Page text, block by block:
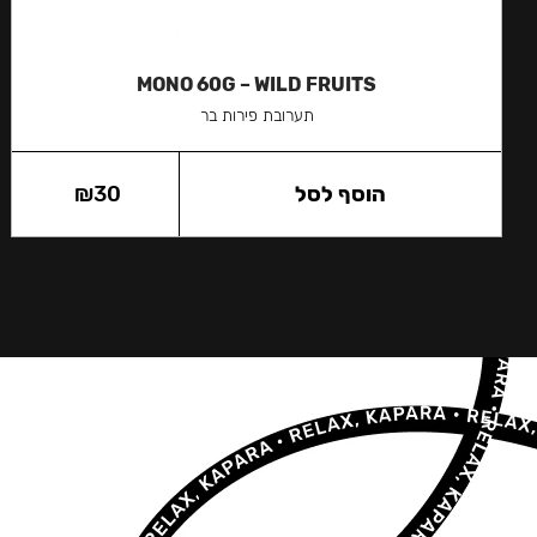
MONO 60G – WILD FRUITS
תערובת פירות בר
₪30 הוסף לסל